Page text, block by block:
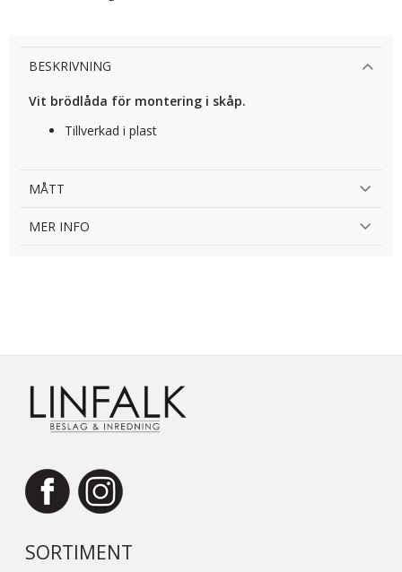
BESKRIVNING
Vit brödlåda för montering i skåp.
Tillverkad i plast
MÅTT
MER INFO
SORTIMENT